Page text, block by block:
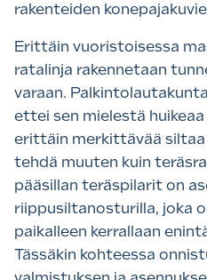
rakenteiden
Erittäin vuoristoisessa
ratalinja rakennetaan
varaan.
ettei sen mielestä
erittäin merkittävää
tehdä muuten kuin
pääsillan teräspilarit on
riippusiltanosturilla, joka
paikalleen kerrallaan
Tässäkin kohteessa